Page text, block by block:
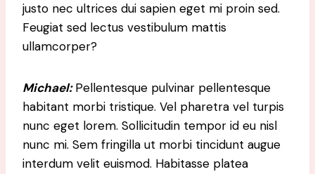
justo nec ultrices dui sapien eget mi proin sed.
Feugiat sed lectus vestibulum mattis
ullamcorper?
Michael:Pellentesque pulvinar pellentesque
habitant morbi tristique. Vel pharetra vel turpis
nunc eget lorem. Sollicitudin tempor id eu nisl
nunc mi. Sem fringilla ut morbi tincidunt augue
interdum velit euismod. Habitasse platea